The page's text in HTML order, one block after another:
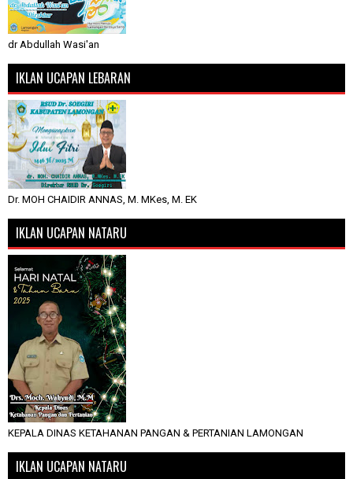
dr Abdullah Wasi'an
IKLAN UCAPAN LEBARAN
Dr. MOH CHAIDIR ANNAS, M. MKes, M. EK
IKLAN UCAPAN NATARU
KEPALA DINAS KETAHANAN PANGAN & PERTANIAN LAMONGAN
IKLAN UCAPAN NATARU